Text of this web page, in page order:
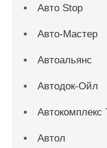
Авто Stop
Авто-Мастер
Автоальянс
Автодок-Ойл
Автокомплекс
Автол